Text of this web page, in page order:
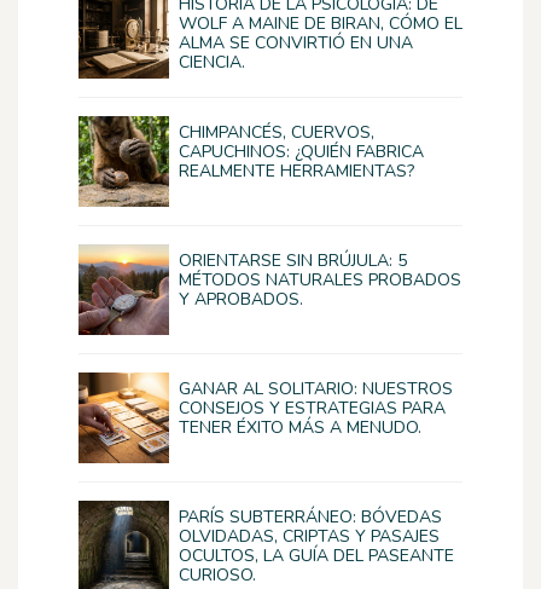
HISTORIA DE LA PSICOLOGÍA: DE
WOLF A MAINE DE BIRAN, CÓMO EL
ALMA SE CONVIRTIÓ EN UNA
CIENCIA.
CHIMPANCÉS, CUERVOS,
CAPUCHINOS: ¿QUIÉN FABRICA
REALMENTE HERRAMIENTAS?
ORIENTARSE SIN BRÚJULA: 5
MÉTODOS NATURALES PROBADOS
Y APROBADOS.
GANAR AL SOLITARIO: NUESTROS
CONSEJOS Y ESTRATEGIAS PARA
TENER ÉXITO MÁS A MENUDO.
PARÍS SUBTERRÁNEO: BÓVEDAS
OLVIDADAS, CRIPTAS Y PASAJES
OCULTOS, LA GUÍA DEL PASEANTE
CURIOSO.